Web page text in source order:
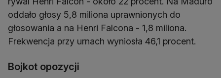
oddało głosy 5,8 miliona uprawnionych do
głosowania a na Henri Falcona - 1,8 miliona.
Frekwencja przy urnach wyniosła 46,1 procent.
Bojkot opozycji